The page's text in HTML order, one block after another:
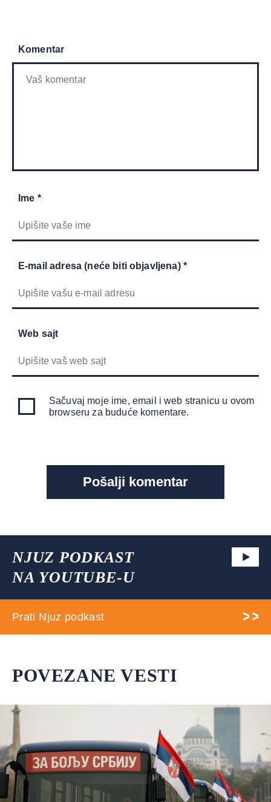
Komentar
Ime *
E-mail adresa (neće biti objavljena) *
Web sajt
Sačuvaj moje ime, email i web stranicu u ovom
browseru za buduće komentare.
NJUZ PODKAST
NA YOUTUBE-U
Prati Njuz podkast
POVEZANE VESTI